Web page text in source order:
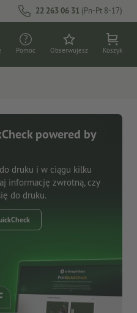
22 263 06 31 (Pn-Pt 8-17)
Pomoc Obserwujesz Koszyk
powered by
druku i w ciągu kilku
informację zwrotną, czy
do druku.